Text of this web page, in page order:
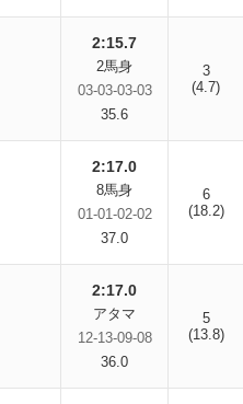
2:15.7
2馬身
03-03-03-03
35.6
3
(4.7)
2:17.0
8馬身
01-01-02-02
37.0
6
(18.2)
2:17.0
アタマ
12-13-09-08
36.0
5
(13.8)